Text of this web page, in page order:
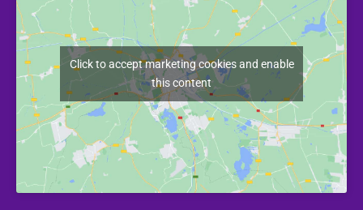
Click to accept marketing cookies and enable
this content